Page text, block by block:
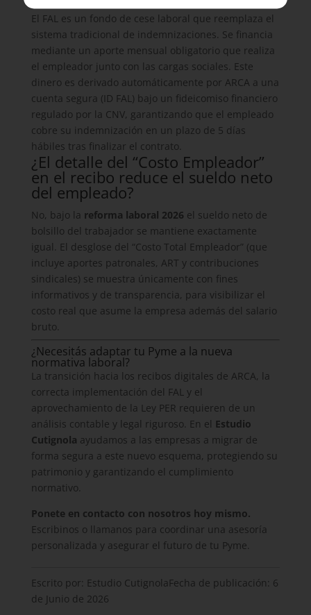
El FAL es un fondo de cese laboral que reemplaza el
sistema tradicional de indemnizaciones. Se financia
mediante un aporte mensual obligatorio que realiza
el empleador junto con las cargas sociales. Este
dinero es derivado automáticamente por ARCA a una
cuenta segura (ID FAL) bajo un fideicomiso financiero
regulado por la CNV, garantizando que el empleado
cobre su indemnización en un plazo de 5 días
hábiles tras finalizar el contrato.
¿El detalle del “Costo Empleador”
en el recibo reduce el sueldo neto
del empleado?
No, bajo la reforma laboral 2026 el sueldo neto de
bolsillo del trabajador se mantiene exactamente
igual. El desglose del “Costo Total Empleador” (que
incluye aportes patronales, ART y contribuciones
sindicales) se muestra únicamente con fines
informativos y de transparencia, para visibilizar el
costo real que asume la empresa además del salario
bruto.
¿Necesitás adaptar tu Pyme a la nueva
normativa laboral?
La transición hacia los recibos digitales de ARCA, la
correcta implementación del FAL y el
aprovechamiento de la Ley PER requieren de un
análisis contable y legal riguroso. En el Estudio
Cutignola ayudamos a las empresas a migrar de
forma segura a este nuevo esquema, protegiendo su
patrimonio y garantizando el cumplimiento
normativo.
Ponete en contacto con nosotros hoy mismo.
Escribinos o llamanos para coordinar una asesoría
personalizada y asegurar el futuro de tu Pyme.
Escrito por: Estudio CutignolaFecha de publicación: 6
de Junio de 2026